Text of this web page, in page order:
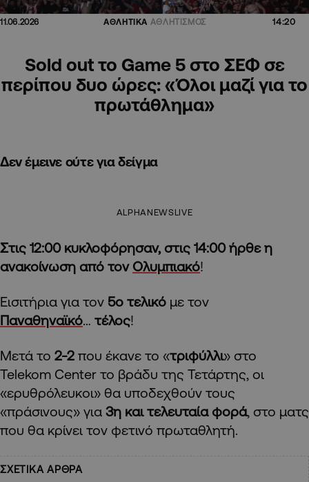
11.06.2026 ΑΘΛΗΤΙΚΑ ΑΘΛΗΤΙΣΜΟΣ 14:20
Sold out το Game 5 στο ΣΕΦ σε
περίπου δυο ώρες: «Όλοι μαζί για το
πρωτάθλημα»
Δεν έμεινε ούτε για δείγμα
ALPHANEWSLIVE
Στις 12:00 κυκλοφόρησαν, στις 14:00 ήρθε η
ανακοίνωση από τον Ολυμπιακό!
Εισιτήρια για τον 5ο τελικό με τον
Παναθηναϊκό… τέλος!
Μετά το 2-2 που έκανε το «τριφύλλι» στο
Telekom Center το βράδυ της Τετάρτης, οι
«ερυθρόλευκοι» θα υποδεχθούν τους
«πράσινους» για 3η και τελευταία φορά, στο ματς
που θα κρίνει τον φετινό πρωταθλητή.
ΣΧΕΤΙΚΑ ΑΡΘΡΑ